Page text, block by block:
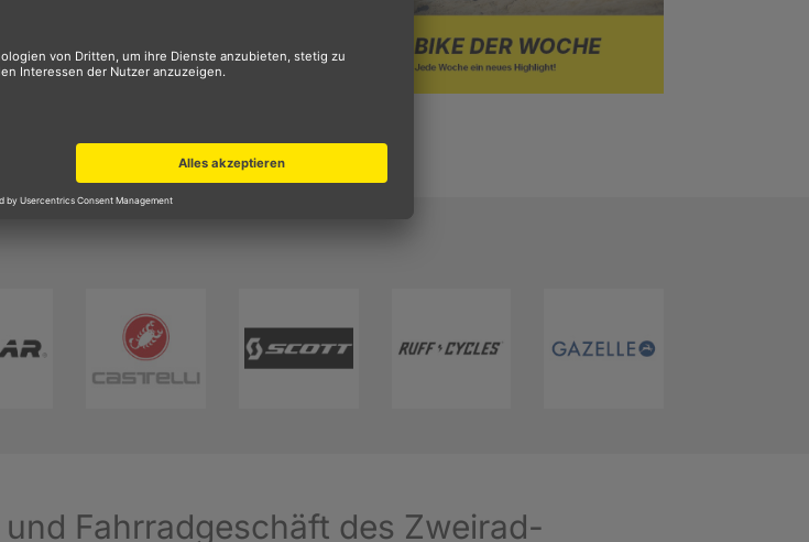
Fahrradgeschäft des Zweirad-